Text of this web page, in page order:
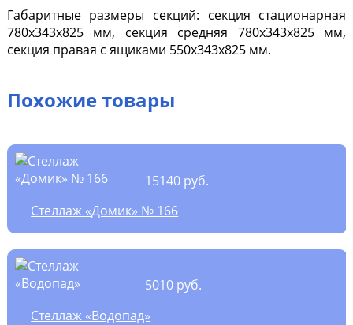
Габаритные размеры секций: секция стационарная
780х343х825 мм, секция средняя 780х343х825 мм,
секция правая с ящиками 550х343х825 мм.
Похожие товары
15140 руб.
Стеллаж «Домик» № 166
5010 руб.
Стеллаж «Водопад»